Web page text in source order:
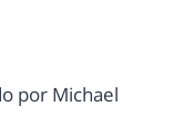
por Michael